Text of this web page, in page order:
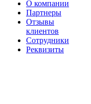
О компании
Партнеры
Отзывы
клиентов
Сотрудники
Реквизиты